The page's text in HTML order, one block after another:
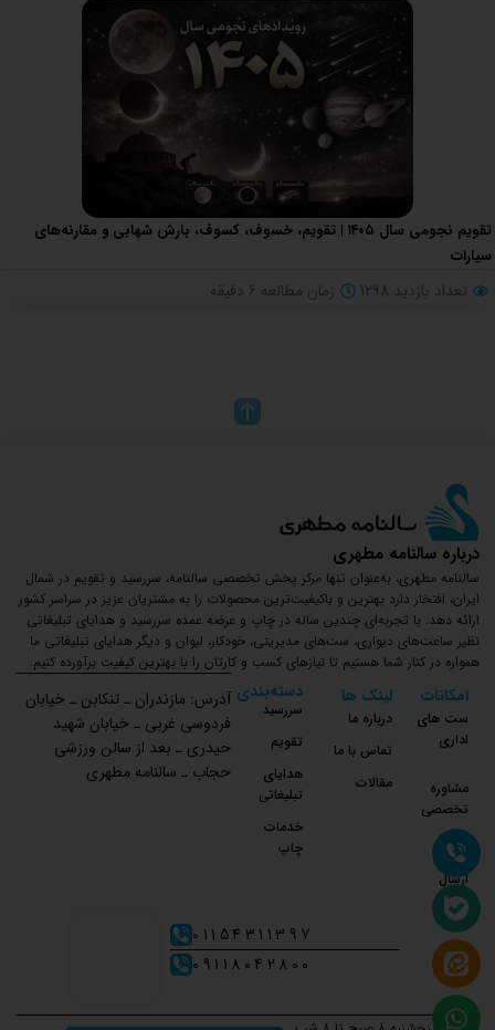
تقویم نجومی سال ۱۴۰۵ | تقویم، خسوف، کسوف، بارش شهابی و مقارنه‌های
سیارات
تعداد بازدید 1298 زمان مطالعه 6 دقیقه
درباره سالنامه مطهری
سالنامه مطهری، به‌عنوان تنها مرکز پخش تخصصی سالنامه، سررسید و تقویم در شمال
ایران، افتخار دارد بهترین و باکیفیت‌ترین محصولات را به مشتریان عزیز در سراسر کشور
ارائه دهد. با تجربه‌ای چندین ساله در چاپ و عرضه عمده سررسید و هدایای تبلیغاتی
نظیر ساعت‌های دیواری، ست‌های مدیریتی، خودکار، لیوان و دیگر هدایای تبلیغاتی ما
همواره در کنار شما هستیم تا نیازهای کسب و کارتان را با بهترین کیفیت برآورده کنیم.
لینک ها
درباره ما
تماس با ما
مقالات
دسته‌بندی
سررسید
تقویم
هدایای
تبلیغاتی
خدمات
چاپ
امکانات
ست های
اداری
مشاوره
تخصصی
نحوه
ارسال
آدرس: مازندران ـ تنکابن ـ خیابان
فردوسی غربی ـ خیابان شهید
حیدری ـ بعد از سالن ورزشی
حجاب ـ سالنامه مطهری
01154311397
09118042800